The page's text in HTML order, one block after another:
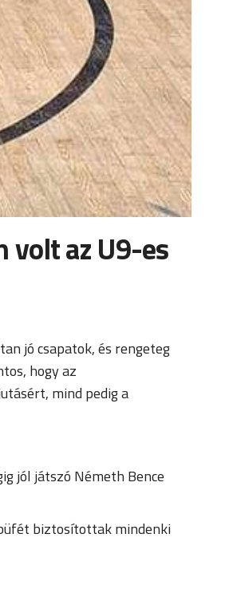
volt az U9-es
jó csapatok, és rengeteg
hogy az
mind pedig a
jól játszó Németh Bence
biztosítottak mindenki